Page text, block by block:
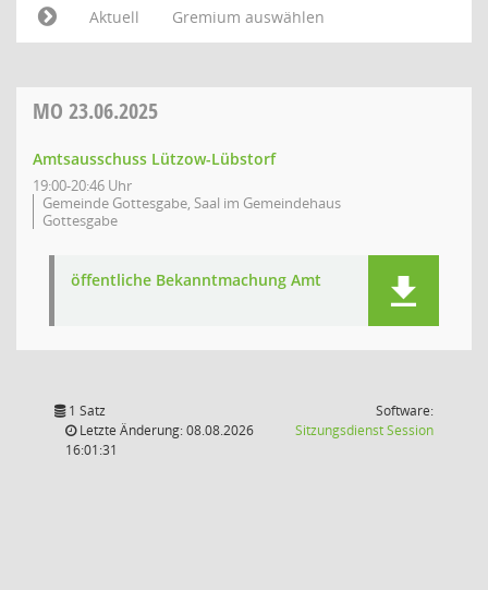
Aktuell
Gremium auswählen
MO 23.06.2025
Amtsausschuss Lützow-Lübstorf
19:00-20:46 Uhr
Gemeinde Gottesgabe, Saal im Gemeindehaus
Gottesgabe
öffentliche Bekanntmachung Amt
1 Satz
Letzte Änderung: 08.08.2026
16:01:31
Software:
SitzungsdienstSession(Wird in